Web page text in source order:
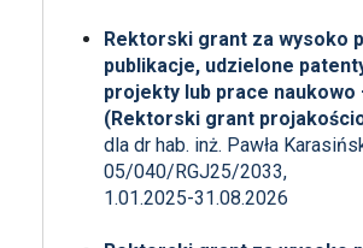
Rektorski grant za wysoko
publikacje, udzielone
projekty lub prace naukowo
(Rektorski grant
dla dr hab. inż. Pawła
05/040/RGJ25/2033,
1.01.2025-31.08.2026